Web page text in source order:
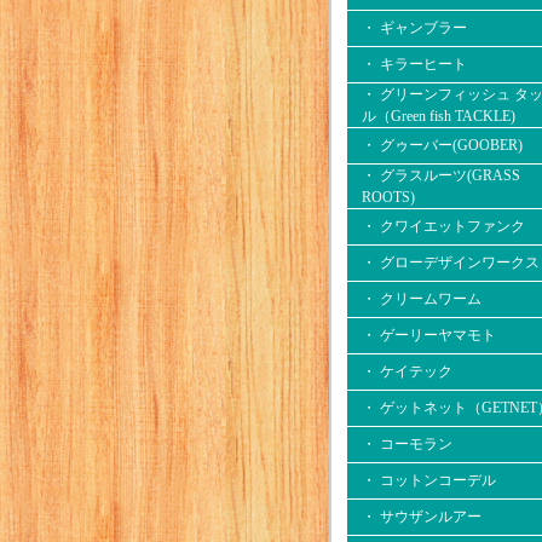
・ ギャンブラー
・ キラーヒート
・ グリーンフィッシュ タ
ル（Green fish TACKLE)
・ グゥーバー(GOOBER)
・ グラスルーツ(GRASS
ROOTS)
・ クワイエットファンク
・ グローデザインワークス
・ クリームワーム
・ ゲーリーヤマモト
・ ケイテック
・ ゲットネット（GETNET
・ コーモラン
・ コットンコーデル
・ サウザンルアー